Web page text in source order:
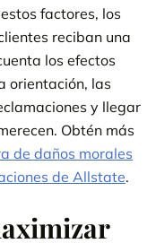
factores, los
reciban una
los efectos
orientación, las
y llegar
Obtén más
de daños morales
de Allstate.